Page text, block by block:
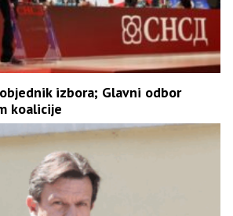
izbora; Glavni odbor
koalicije